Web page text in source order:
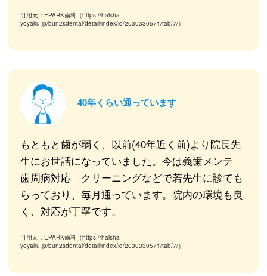
引用元：EPARK歯科（https://haisha-
yoyaku.jp/bun2sdental/detail/index/id/2030330571/tab/7/）
40年くらい通っています
もともと歯が弱く、以前(40年近く前)より院長先
生にお世話になっていました。今は義歯メンテ
歯周病対応 クリーニングなどで若先生に診ても
らっており、毎月通っています。院内の環境も良
く、対応が丁寧です。
引用元：EPARK歯科（https://haisha-
yoyaku.jp/bun2sdental/detail/index/id/2030330571/tab/7/）